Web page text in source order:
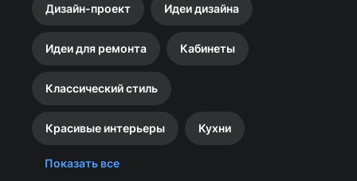
Дизайн-проект Идеи дизайна
Идеи для ремонта Кабинеты
Классический стиль
Красивые интерьеры Кухни
Показать все